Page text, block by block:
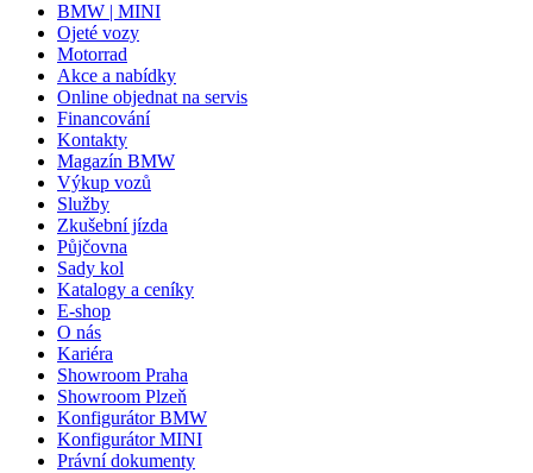
BMW | MINI
Ojeté vozy
Motorrad
Akce a nabídky
Online objednat na servis
Financování
Kontakty
Magazín BMW
Výkup vozů
Služby
Zkušební jízda
Půjčovna
Sady kol
Katalogy a ceníky
E-shop
O nás
Kariéra
Showroom Praha
Showroom Plzeň
Konfigurátor BMW
Konfigurátor MINI
Právní dokumenty